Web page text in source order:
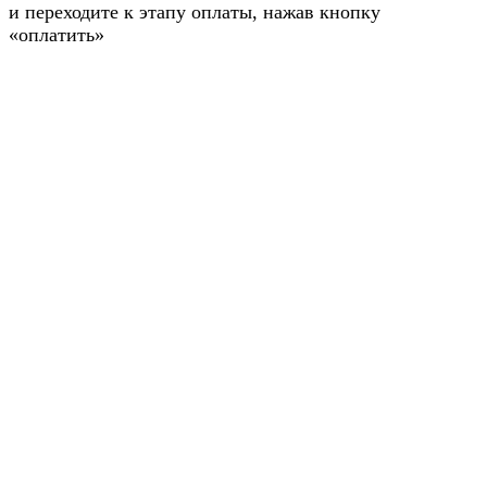
и переходите к этапу оплаты, нажав кнопку
«оплатить»